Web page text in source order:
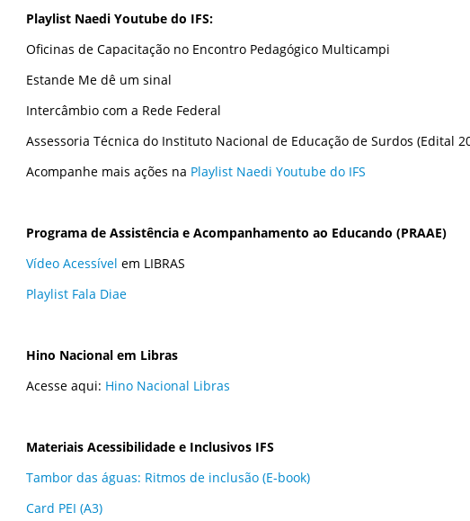
Playlist Naedi Youtube do IFS:
Oficinas de Capacitação no Encontro Pedagógico Multicampi
Estande Me dê um sinal
Intercâmbio com a Rede Federal
Assessoria Técnica do Instituto Nacional de Educação de Surdos (Edital
Acompanhe mais ações na Playlist Naedi Youtube do IFS
Programa de Assistência e Acompanhamento ao Educando (PRAAE)
Vídeo Acessível em LIBRAS
Playlist Fala Diae
Hino Nacional em Libras
Acesse aqui: Hino Nacional Libras
Materiais Acessibilidade e Inclusivos IFS
Tambor das águas: Ritmos de inclusão (E-book)
Card PEI (A3)